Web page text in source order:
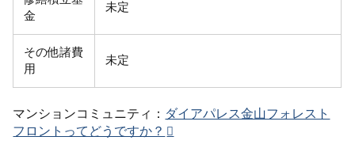
金
未定
その他諸費
用
未定
マンションコミュニティ： ダイアパレス金山フォレスト
フロントってどうですか？